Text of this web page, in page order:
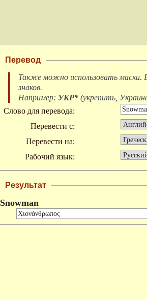
Перевод
Также можно использовать маски.
знаков.
Например: УКР* (укрепить,
Слово для перевода:
Перевести с:
Перевести на:
Рабочий язык:
Результат
Snowman